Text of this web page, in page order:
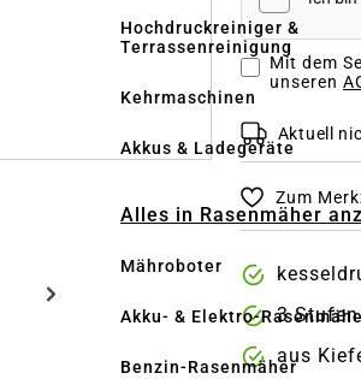
Hochdruckreiniger &
Terrassenreinigung
Kehrmaschinen
Akkus & Ladegeräte
Alles in Rasenmäher
Mähroboter
Akku- & Elektro-
Benzin-Rasenmäher
Mit dem
unseren
Aktuell
Zum
3 Stufen
aus